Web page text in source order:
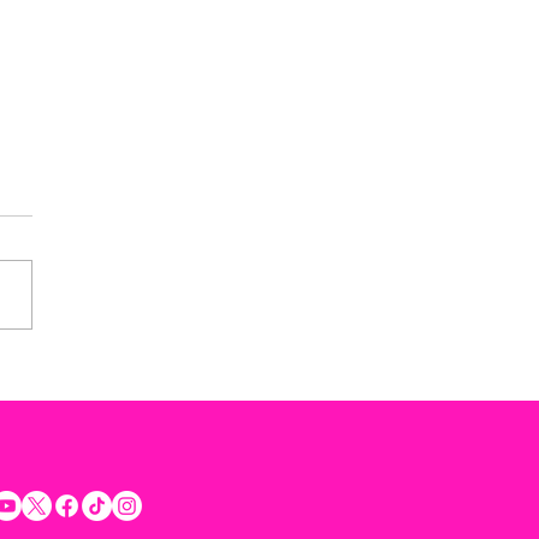
la voluntad ciudadana